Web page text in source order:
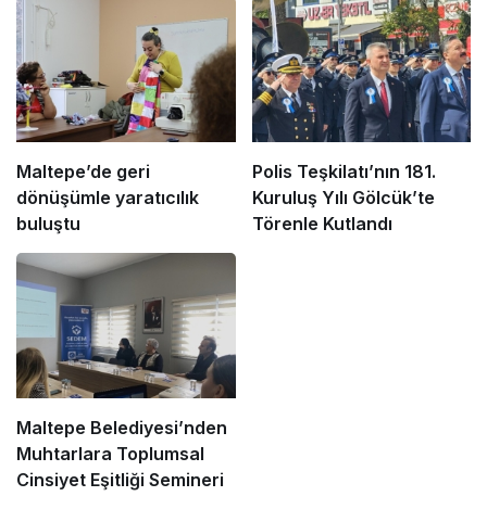
Maltepe’de geri
dönüşümle yaratıcılık
buluştu
Polis Teşkilatı’nın 181.
Kuruluş Yılı Gölcük’te
Törenle Kutlandı
Maltepe Belediyesi’nden
Muhtarlara Toplumsal
Cinsiyet Eşitliği Semineri